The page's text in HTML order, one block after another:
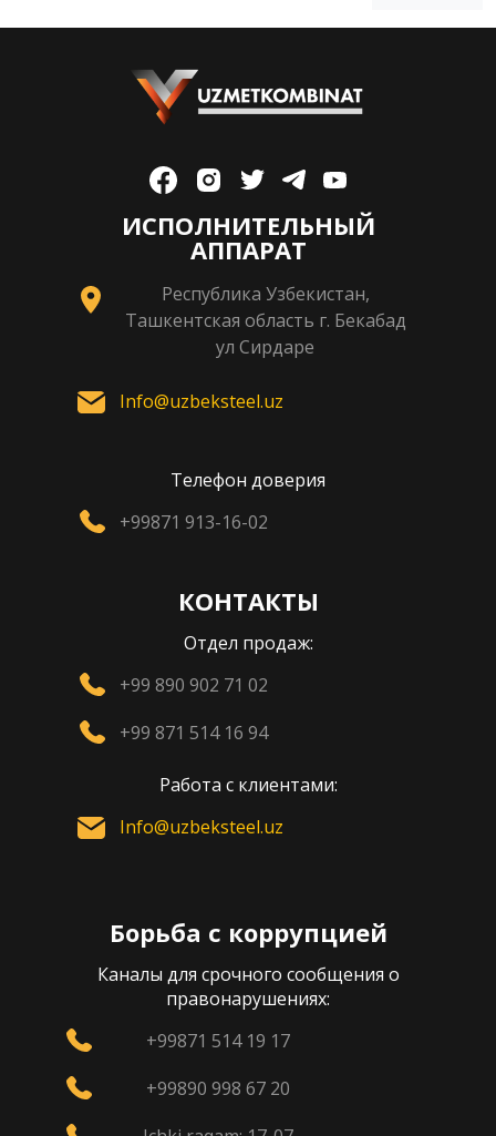
ИСПОЛНИТЕЛЬНЫЙ
АППАРАТ
Республика Узбекистан,
Ташкентская область г. Бекабад
ул Сирдаре
Info@uzbeksteel.uz
Телефон доверия
+99871 913-16-02
КОНТАКТЫ
Отдел продаж:
+99 890 902 71 02
+99 871 514 16 94
Работа с клиентами:
Info@uzbeksteel.uz
Борьба с коррупцией
Каналы для срочного сообщения о
правонарушениях:
+99871 514 19 17
+99890 998 67 20